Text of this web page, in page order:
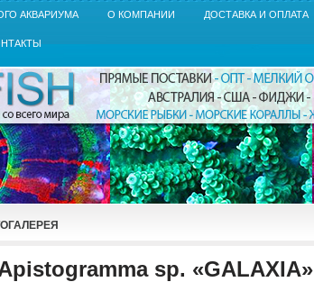
АКВАРИУМА О КОМПАНИИ ДОСТАВКА И ОПЛАТА
sp. «GALAXIA»